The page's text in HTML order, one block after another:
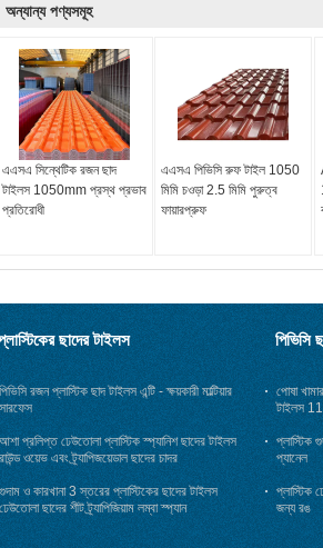
অন্যান্য পণ্যসমূহ
এএসএ সিন্থেটিক রজন ছাদ
টাইলস 1050mm প্রস্থ প্রভাব
প্রতিরোধী
এএসএ পিভিসি রুফ টাইল 1050
মিমি চওড়া 2.5 মিমি পুরুত্ব
ফায়ারপ্রুফ
ছাদের টাইলস
পিভিসি রজন প্লাস্টিক ছাদ টাইলস এন্টি - ক্ষয়কারী মাল্টিয়ার
সারফেস
আশা প্রলিপ্ত ঢেউতোলা প্লাস্টিক স্প্যানিশ ছাদের টাইলস
রাউন্ড ওয়েভ এবং ট্র্যাপিজয়েডাল ছাদের চাদর
গুদাম ও কারখানা 3 স্তরের প্লাস্টিকের ছাদের টাইলস
ঢেউতোলা ছাদের শীট ট্র্যাপিজিয়াম লম্বা স্প্যান
পিভিসি
পোষা
টাইলস
প্লাস্টিক
প্যানেল
প্লাস্টিক
জন্য রঙ